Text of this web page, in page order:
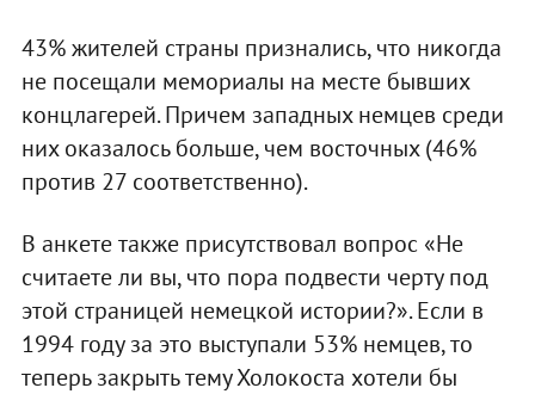
43% жителей страны признались, что никогда
не посещали мемориалы на месте бывших
концлагерей. Причем западных немцев среди
них оказалось больше, чем восточных (46%
против 27 соответственно).
В анкете также присутствовал вопрос «Не
считаете ли вы, что пора подвести черту под
этой страницей немецкой истории?». Если в
1994 году за это выступали 53% немцев, то
теперь закрыть тему Холокоста хотели бы